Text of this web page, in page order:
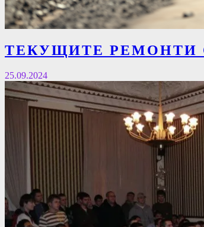
ТЕКУЩИТЕ РЕМОНТИ
25.09.2024